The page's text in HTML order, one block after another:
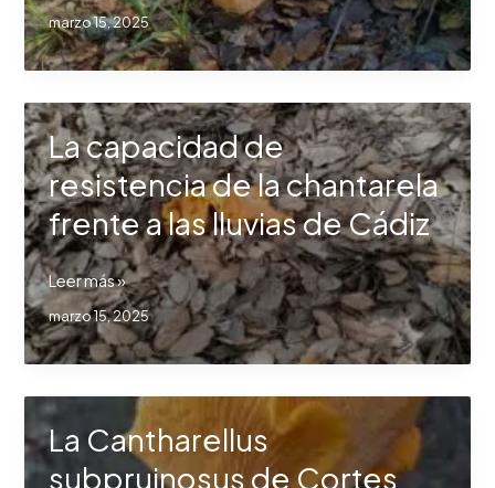
asombrosa
resistencia
de
chantarela
en
el
invierno
de
Cádiz
marzo 15, 2025
La capacidad de
resistencia de la chantarela
frente a las lluvias de Cádiz
La
capacidad
de
resistencia
la
chantarela
frente
Leer más »
marzo 15, 2025
La Cantharellus
subpruinosus de Cortes